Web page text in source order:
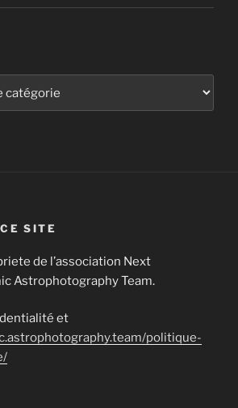
SITE
de l’association Next
Astrophotography Team.
et
politique-